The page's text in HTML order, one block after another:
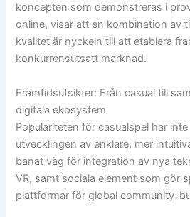
koncepten som demonstreras i
online, visar att en kombination av
kvalitet är nyckeln till att etablera
konkurrensutsatt marknad.
Framtidsutsikter: Från casual till
digitala ekosystem
Populariteten för casualspel har
utvecklingen av enklare, mer
banat väg för integration av nya
VR, samt sociala element som gör
plattformar för global community-